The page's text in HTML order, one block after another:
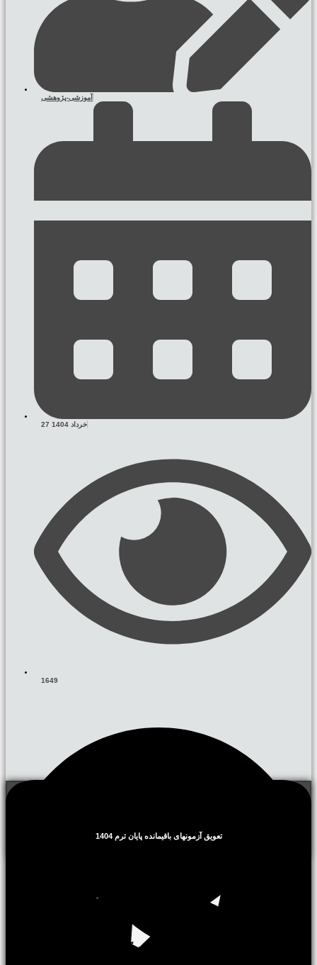
آموزشی-پژوهشی
27 خرداد 1404
1649
تعویق آزمونهای باقیمانده پایان ترم 1404